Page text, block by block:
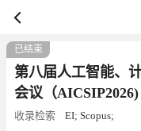
已结束
第八届人工智能、
会议（AICSIP2026)
收录检索 EI; Scopus;